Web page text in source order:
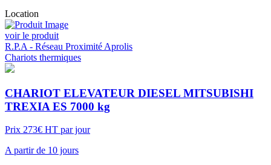
Location
voir le produit
R.P.A - Réseau Proximité Aprolis
Chariots thermiques
CHARIOT ELEVATEUR DIESEL MITSUBISHI
TREXIA ES 7000 kg
Prix 273€ HT par jour
A partir de 10 jours